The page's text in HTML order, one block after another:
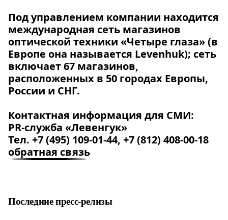
Под управлением компании находится
международная сеть магазинов
оптической техники «Четыре глаза» (в
Европе она называется Levenhuk); сеть
включает 67 магазинов,
расположенных в 50 городах Европы,
России и СНГ.
Контактная информация для СМИ:
PR-служба «Левенгук»
Тел. +7 (495) 109-01-44, +7 (812) 408-00-18
обратная связь
Последние пресс-релизы